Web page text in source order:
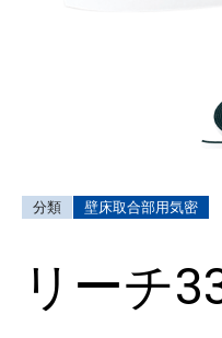
壁床取合部用気密
リーチ